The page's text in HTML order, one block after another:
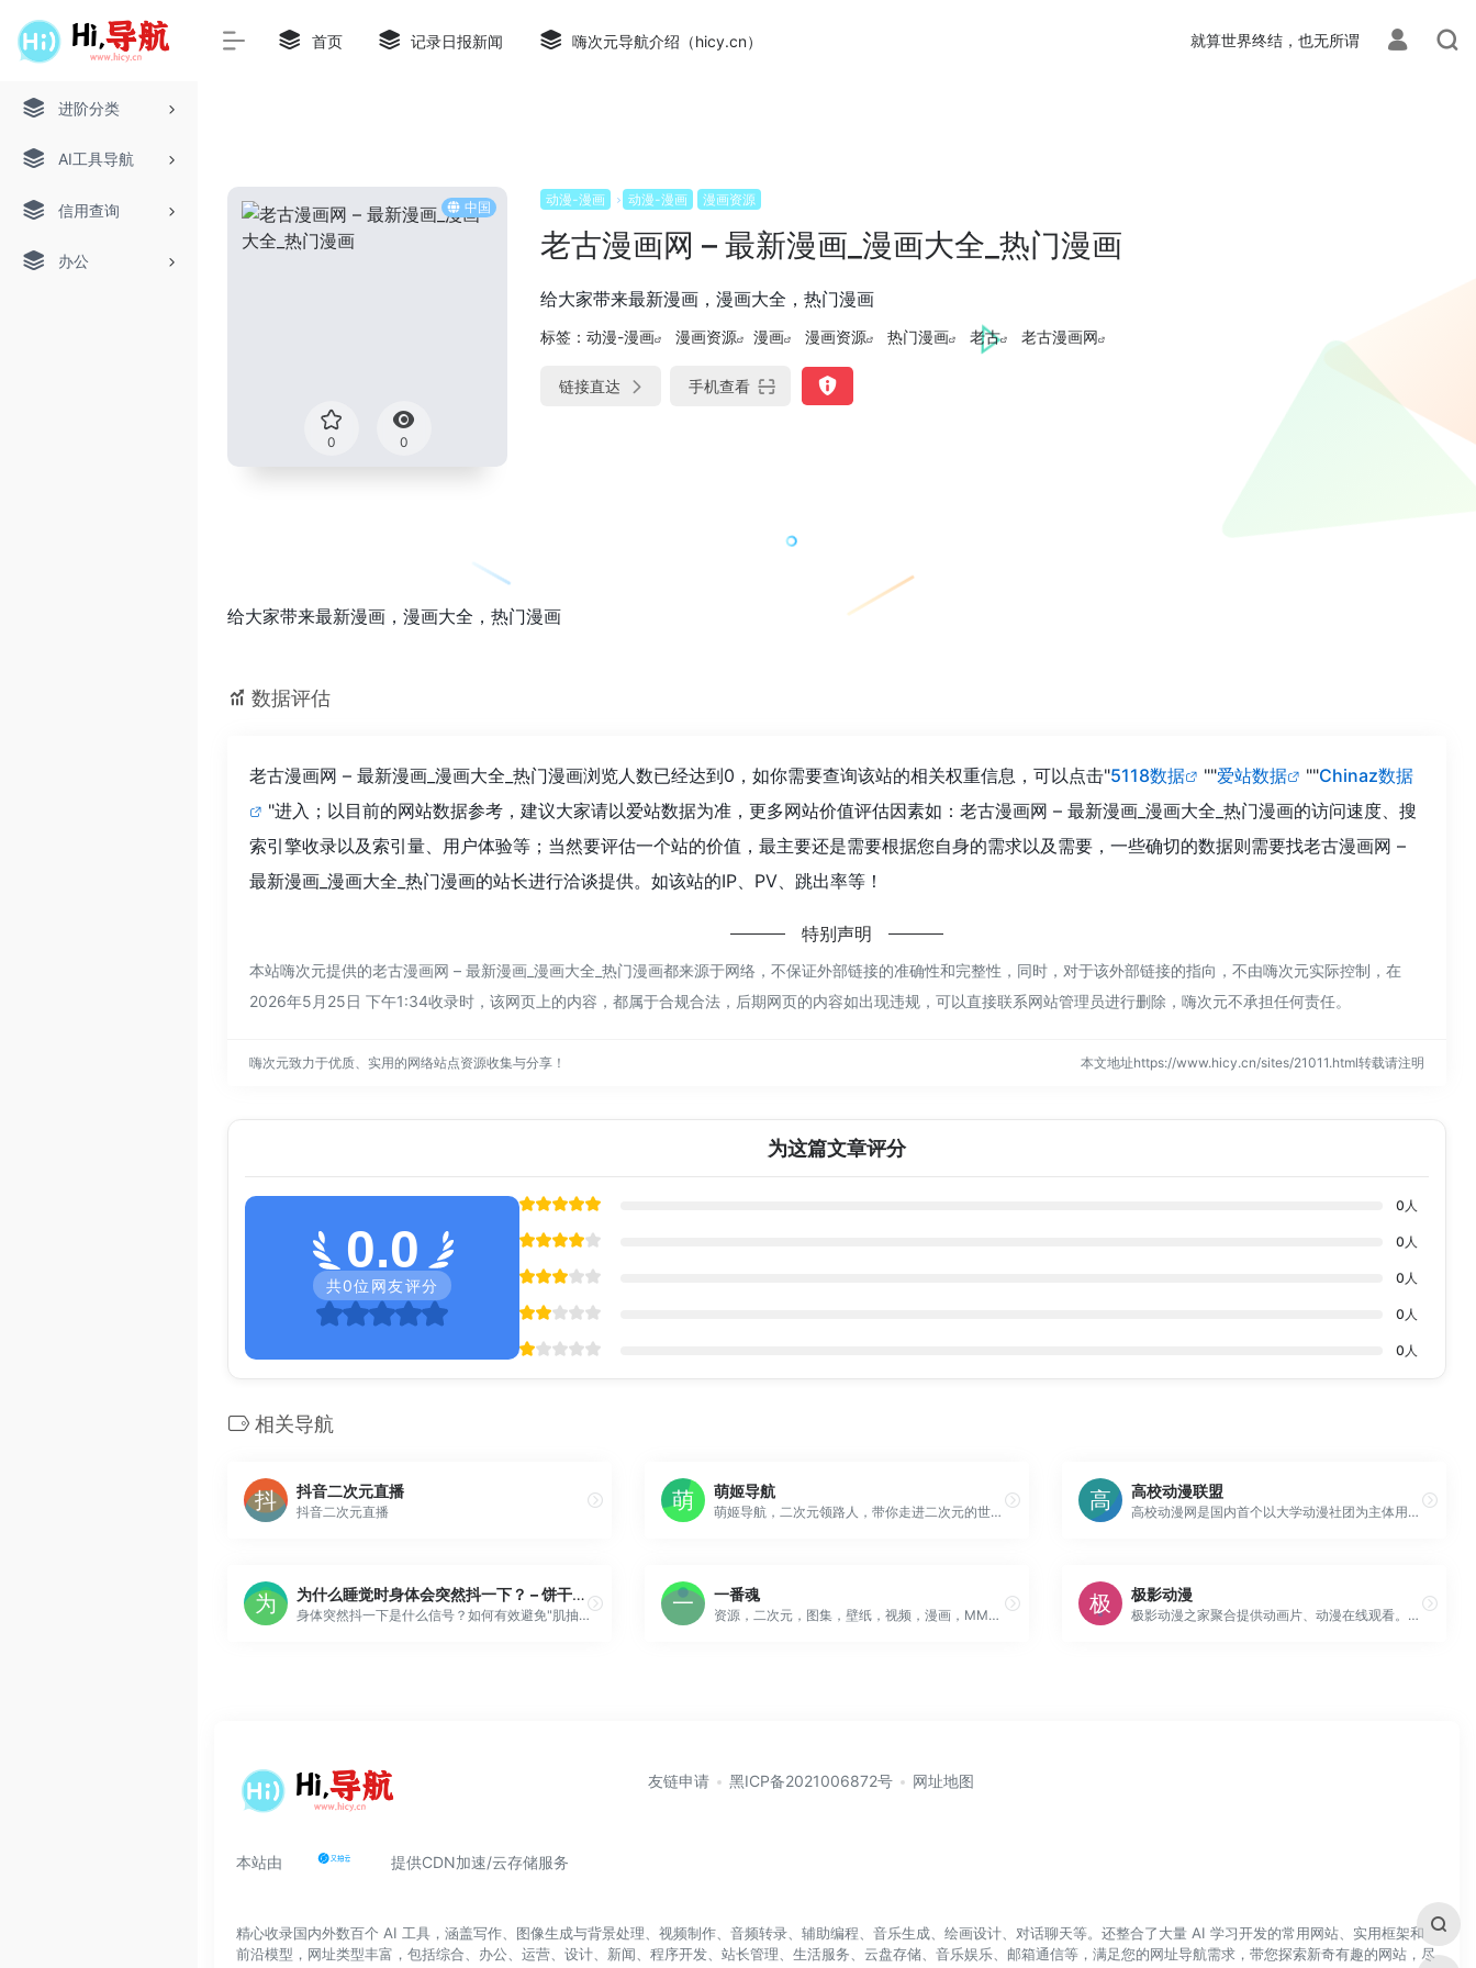
进阶分类
AI工具导航
信用查询
办公
首页 记录日报新闻 嗨次元导航介绍（hicy.cn） 就算世界终结，也无所谓
中国
0 0
动漫-漫画 动漫-漫画 漫画资源
老古漫画网 – 最新漫画_漫画大全_热门漫画
给大家带来最新漫画，漫画大全，热门漫画
标签： 动漫-漫画 漫画资源 漫画 漫画资源 热门漫画 老古 老古漫画网
链接直达 手机查看
给大家带来最新漫画，漫画大全，热门漫画
数据评估
老古漫画网 – 最新漫画_漫画大全_热门漫画浏览人数已经达到0，如你需要查询该站的相关权重信息，可以点击"5118数据 ""爱站数据 ""Chinaz数据
"进入；以目前的网站数据参考，建议大家请以爱站数据为准，更多网站价值评估因素如：老古漫画网 – 最新漫画_漫画大全_热门漫画的访问速度、搜
索引擎收录以及索引量、用户体验等；当然要评估一个站的价值，最主要还是需要根据您自身的需求以及需要，一些确切的数据则需要找老古漫画网 –
最新漫画_漫画大全_热门漫画的站长进行洽谈提供。如该站的IP、PV、跳出率等！
特别声明
本站嗨次元提供的老古漫画网 – 最新漫画_漫画大全_热门漫画都来源于网络，不保证外部链接的准确性和完整性，同时，对于该外部链接的指向，不由嗨次元实际控制，在
2026年5月25日 下午1:34收录时，该网页上的内容，都属于合规合法，后期网页的内容如出现违规，可以直接联系网站管理员进行删除，嗨次元不承担任何责任。
嗨次元致力于优质、实用的网络站点资源收集与分享！ 本文地址https://www.hicy.cn/sites/21011.html转载请注明
为这篇文章评分
0.0
共0位网友评分
0 人
0 人
0 人
0 人
0 人
相关导航
抖音二次元直播
抖音二次元直播
萌姬导航
萌姬导航，二次元领路人，带你走进二次元的世界！上网从萌姬导航开始。
高校动漫联盟
高校动漫网是国内首个以大学动漫社团为主体用户群的动漫类综合信息网站,为各社团提供交流与服务的专业平台,目标成为中国动漫社团圈内的第一站点。同时也是一家专业从事企业校园推广、校园营销、品牌推广及校园媒体整合的文化传播组织,服务涉及校园活动执行、校园场地租赁、活动执行、活动策划等。
为什么睡觉时身体会突然抖一下？ – 饼干画报
身体突然抖一下是什么信号？如何有效避免"肌抽跃”？欢迎在评论区分享你的经历~文章来源：https://mp.weixin.qq.com/s/vo2DuZMmjuFPJT0cfezdcw
一番魂
资源，二次元，图集，壁纸，视频，漫画，MMD，三次元。一番魂，应有尽有。
极影动漫
极影动漫之家聚合提供动画片、动漫在线观看。经典动画片大全、热门好看的动漫，尽在77动漫网。每周极速更新火影忍者、海贼王等好看的日本动漫。
本站由 提供CDN加速/云存储服务
友链申请 黑ICP备2021006872号 网址地图
精心收录国内外数百个 AI 工具，涵盖写作、图像生成与背景处理、视频制作、音频转录、辅助编程、音乐生成、绘画设计、对话聊天等。还整合了大量 AI 学习开发的常用网站、实用框架和
前沿模型，网址类型丰富，包括综合、办公、运营、设计、新闻、程序开发、站长管理、生活服务、云盘存储、音乐娱乐、邮箱通信等，满足您的网址导航需求，带您探索新奇有趣的网站，尽